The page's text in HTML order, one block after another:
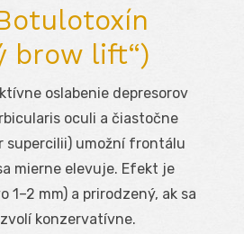
brow lift“)
oslabenie depresorov
oculi a čiastočne
supercilii) umožní frontálu
mierne elevuje. Efekt je
1–2 mm) a prirodzený, ak sa
konzervatívne.